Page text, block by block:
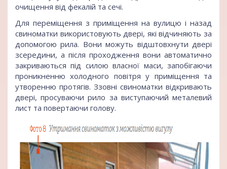
очищення від фекалій та сечі.
Для переміщення з приміщення на вулицю і назад
свиноматки використовують двері, які відчиняють за
допомогою рила. Вони можуть відштовхнути двері
зсередини, а після проходження вони автоматично
закриваються під силою власної маси, запобігаючи
проникненню холодного повітря у приміщення та
утворенню протягів. Ззовні свиноматки відкривають
двері, просуваючи рило за виступаючий металевий
лист та повертаючи голову.